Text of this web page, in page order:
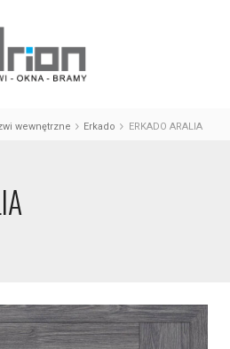
wewnętrzne Erkado ERKADO ARALIA